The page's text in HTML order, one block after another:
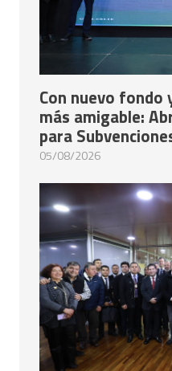
Con nuevo
más amigable:
para
05/08/2026